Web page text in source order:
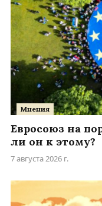
Мнения
Евросоюз на
ли он к этому?
7 августа 2026 г.